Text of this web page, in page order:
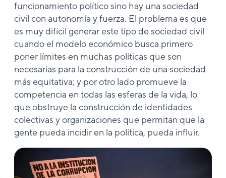
funcionamiento político sino hay una sociedad
civil con autonomía y fuerza. El problema es que
es muy difícil generar este tipo de sociedad civil
cuando el modelo económico busca primero
poner límites en muchas políticas que son
necesarias para la construcción de una sociedad
más equitativa; y por otro lado promueve la
competencia en todas las esferas de la vida, lo
que obstruye la construcción de identidades
colectivas y organizaciones que permitan que la
gente pueda incidir en la política, pueda influir.